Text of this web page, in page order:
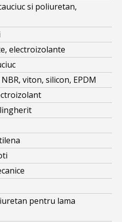
si poliuretan,
electroizolante
viton, silicon, EPDM
pentru lama